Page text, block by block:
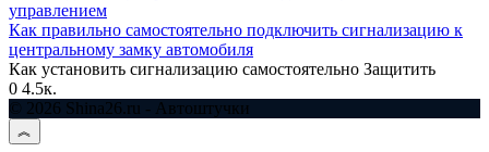
Как правильно самостоятельно подключить сигнализацию к
центральному замку автомобиля
Как установить сигнализацию самостоятельно Защитить
0 4.5к.
© 2026 Shina26.ru - Автоштучки